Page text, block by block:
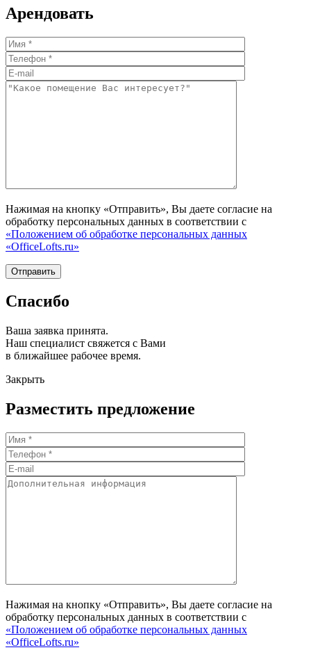
Арендовать
Нажимая на кнопку «Отправить», Вы даете согласие на
обработку персональных данных в соответствии с
«Положением об обработке персональных данных
«OfficeLofts.ru»
Спасибо
Ваша заявка принята.
Наш специалист свяжется с Вами
в ближайшее рабочее время.
Закрыть
Разместить предложение
Нажимая на кнопку «Отправить», Вы даете согласие на
обработку персональных данных в соответствии с
«Положением об обработке персональных данных
«OfficeLofts.ru»